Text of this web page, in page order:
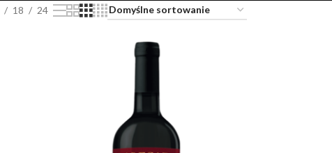
18 24